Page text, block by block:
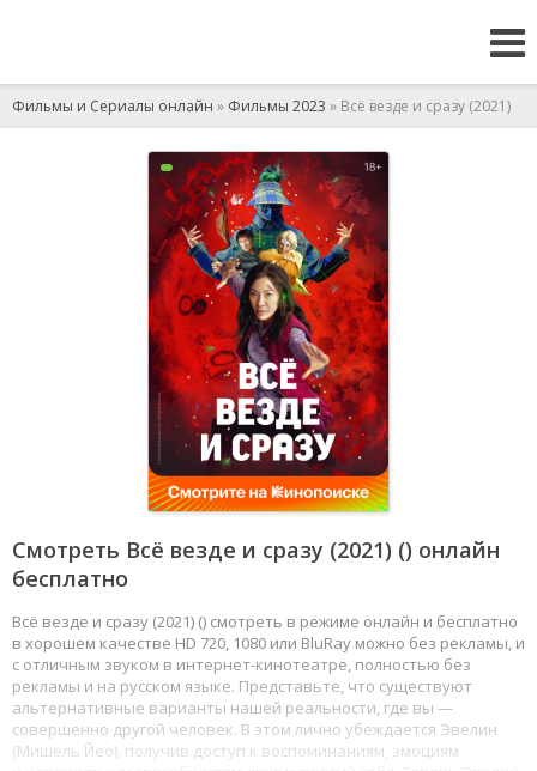
Фильмы и Сериалы онлайн » Фильмы 2023 » Всё везде и сразу (2021)
Смотреть Всё везде и сразу (2021) () онлайн
бесплатно
Всё везде и сразу (2021) () смотреть в режиме онлайн и бесплатно
в хорошем качестве HD 720, 1080 или BluRay можно без рекламы, и
с отличным звуком в интернет-кинотеатре, полностью без
рекламы и на русском языке. Представьте, что существуют
альтернативные варианты нашей реальности, где вы —
совершенно другой человек. В этом лично убеждается Эвелин
(Мишель Йео), получив доступ к воспоминаниям, эмоциям